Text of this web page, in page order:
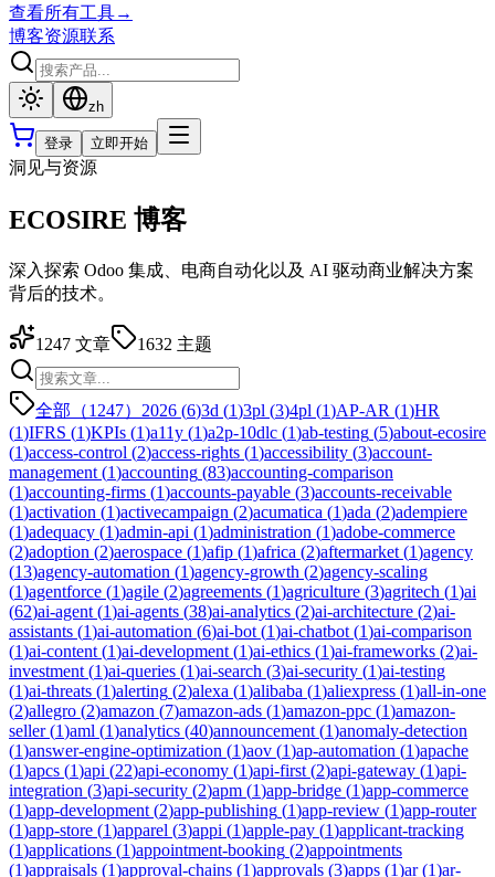
查看所有工具→
博客资源联系
zh
登录 立即开始
洞见与资源
ECOSIRE 博客
深入探索 Odoo 集成、电商自动化以及 AI 驱动商业解决方案
背后的技术。
1247 文章 1632 主题
全部（1247） 2026 (6)3d (1)3pl (3)4pl (1)AP-AR (1)HR
(1)IFRS (1)KPIs (1)a11y (1)a2p-10dlc (1)ab-testing (5)about-ecosire
(1)access-control (2)access-rights (1)accessibility (3)account-
management (1)accounting (83)accounting-comparison
(1)accounting-firms (1)accounts-payable (3)accounts-receivable
(1)activation (1)activecampaign (2)acumatica (1)ada (2)adempiere
(1)adequacy (1)admin-api (1)administration (1)adobe-commerce
(2)adoption (2)aerospace (1)afip (1)africa (2)aftermarket (1)agency
(13)agency-automation (1)agency-growth (2)agency-scaling
(1)agentforce (1)agile (2)agreements (1)agriculture (3)agritech (1)ai
(62)ai-agent (1)ai-agents (38)ai-analytics (2)ai-architecture (2)ai-
assistants (1)ai-automation (6)ai-bot (1)ai-chatbot (1)ai-comparison
(1)ai-content (1)ai-development (1)ai-ethics (1)ai-frameworks (2)ai-
investment (1)ai-queries (1)ai-search (3)ai-security (1)ai-testing
(1)ai-threats (1)alerting (2)alexa (1)alibaba (1)aliexpress (1)all-in-one
(2)allegro (2)amazon (7)amazon-ads (1)amazon-ppc (1)amazon-
seller(1)aml (1)analytics (40)announcement (1)anomaly-detection
(1)answer-engine-optimization (1)aov (1)ap-automation (1)apache
(1)apcs (1)api (22)api-economy (1)api-first (2)api-gateway (1)api-
integration (3)api-security (2)apm (1)app-bridge (1)app-commerce
(1)app-development (2)app-publishing (1)app-review (1)app-router
(1)app-store (1)apparel (3)appi (1)apple-pay (1)applicant-tracking
(1)applications (1)appointment-booking (2)appointments
(1)appraisals (1)approval-chains (1)approvals (3)apps (1)ar(1)ar-